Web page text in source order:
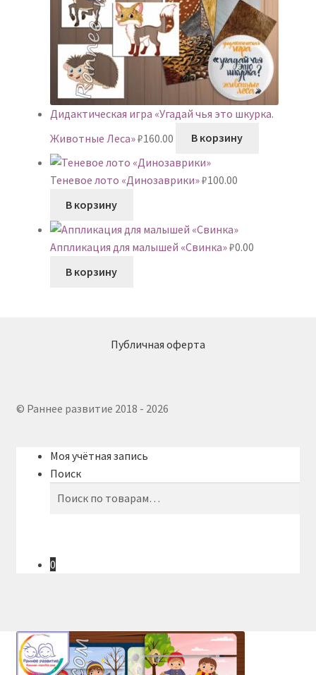
Дидактическая игра «Угадай чья это шкурка.
Животные Леса»₽160.00 В корзину
Теневое лото «Динозаврики»₽100.00
В корзину
Аппликация для малышей «Свинка»₽0.00
В корзину
Публичная оферта
© Раннее развитие 2018 - 2026
Моя учётная запись
Поиск
0